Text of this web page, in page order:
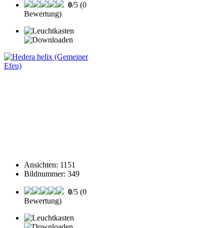
0/5 (0
Bewertung)
Ansichten: 1151
Bildnummer: 349
0/5 (0
Bewertung)